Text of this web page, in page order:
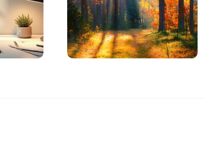
en el
y
The Blooming Day ·
Edición Día de Muertos